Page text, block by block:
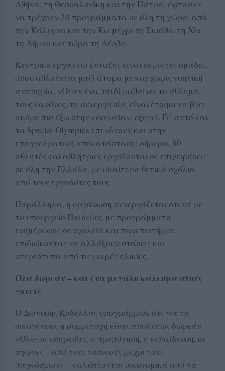
Αθήνα, τη Θεσσαλονίκη και την Πάτρα, έφτασαν
να τρέχουν 30 προγράμματα σε όλη τη χώρα, από
την Κάλυμνο και την Κω μέχρι τη Σκιάθο, τη Χίο,
τη Λήμνο και τώρα τη Λέσβο.
Κεντρικό εργαλείο ένταξης είναι οι μικτές ομάδες,
όπου αθλούνται μαζί άτομα με και χωρίς νοητική
αναπηρία. «Όταν ένα παιδί μαθαίνει το άθλημα,
τους κανόνες, τη συνεργασία, είναι έτοιμο να βγει
ακόμη πιο έξω στην κοινωνία», εξηγεί. Γι’ αυτό και
τα Special Olympics επενδύουν και στην
επαγγελματική αποκατάσταση: σήμερα, 80
αθλητές και αθλήτριες εργάζονται σε επιχειρήσεις
σε όλη την Ελλάδα, με ιδιαίτερα θετικά σχόλια
από τους εργοδότες τους.
Παράλληλα, η οργάνωση συνεργάζεται στενά με
το υπουργείο Παιδείας, με προγράμματα
ενημέρωσης σε σχολεία και πανεπιστήμια,
επιδιώκοντας να αλλάξουν στάσεις και
στερεότυπα από τις μικρές ηλικίες.
Όλα δωρεάν – και ένα μεγάλο κάλεσμα στους
γονείς
Ο Διονύσης Κοδέλλας υπογράμμισε ότι για τις
οικογένειες η συμμετοχή είναι απολύτως δωρεάν.
«Όλες οι υπηρεσίες, η προπόνηση, η εκπαίδευση, οι
αγώνες – από τους τοπικούς μέχρι τους
παγκόσμιους – καλύπτονται οικονομικά από τα